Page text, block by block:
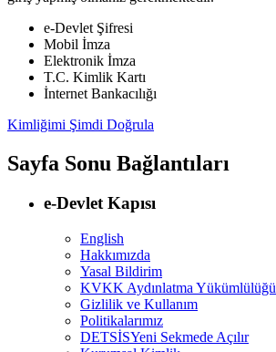
e-Devlet Şifresi
Mobil İmza
Elektronik İmza
T.C. Kimlik Kartı
İnternet Bankacılığı
Kimliğimi Şimdi Doğrula
Sayfa Sonu Bağlantıları
e-Devlet Kapısı
English
Hakkımızda
Yasal Bildirim
KVKK Aydınlatma Yükümlülüğü
Gizlilik ve Kullanım
Politikalarımız
DETSİSYeni Sekmede Açılır